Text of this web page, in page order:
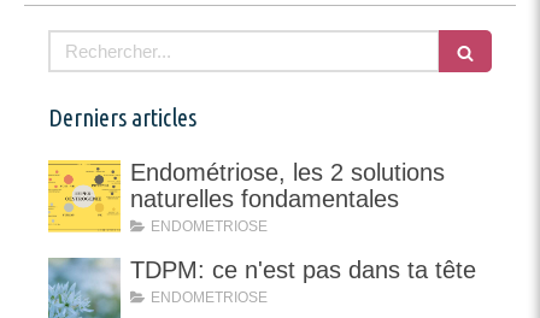
Rechercher
Derniers articles
Endométriose, les 2 solutions
naturelles fondamentales
ENDOMETRIOSE
TDPM: ce n'est pas dans ta tête
ENDOMETRIOSE